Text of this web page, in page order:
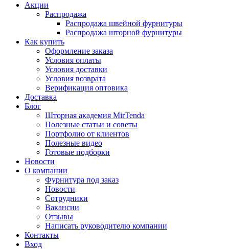
Акции
Распродажа
Распродажа швейной фурнитуры
Распродажа шторной фурнитуры
Как купить
Оформление заказа
Условия оплаты
Условия доставки
Условия возврата
Верификация оптовика
Доставка
Блог
Шторная академия MirTenda
Полезные статьи и советы
Портфолио от клиентов
Полезные видео
Готовые подборки
Новости
О компании
Фурнитура под заказ
Новости
Сотрудники
Вакансии
Отзывы
Написать руководителю компании
Контакты
Вход